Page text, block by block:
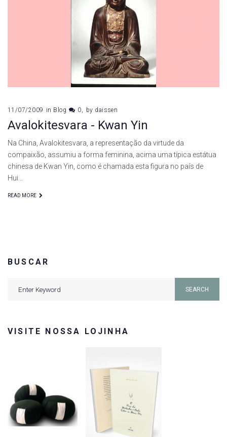
11/07/2009 in Blog 0 by daissen
Avalokitesvara - Kwan Yin
Na China, Avalokitesvara, a representação da virtude da
compaixão, assumiu a forma feminina, acima uma típica estátua
chinesa de Kwan Yin, como é chamada esta figura no país de
Hui…
READ MORE
BUSCAR
SEARCH
VISITE NOSSA LOJINHA